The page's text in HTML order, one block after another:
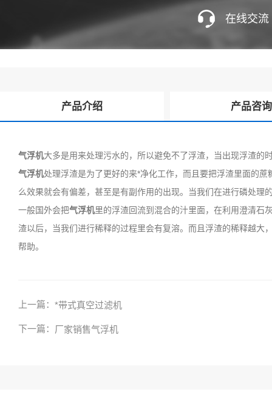
在线交流
产品介绍 产品咨询
气浮机大多是用来处理污水的，所以避免不了浮渣，当出现浮渣的
气浮机处理浮渣是为了更好的来*净化工作，而且要把浮渣里面的
么效果就会有偏差，甚至是有副作用的出现。当我们在进行磷处理
一般国外会把气浮机里的浮渣回流到混合的汁里面，在利用澄清石
渣以后，当我们进行稀释的过程里会有复溶。而且浮渣的稀释越大
帮助。
上一篇： *带式真空过滤机
下一篇： 厂家销售气浮机